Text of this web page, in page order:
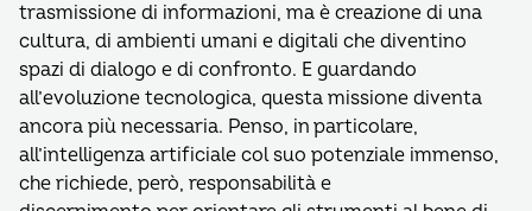
trasmissione di informazioni, ma è creazione di una
cultura, di ambienti umani e digitali che diventino
spazi di dialogo e di confronto. E guardando
all’evoluzione tecnologica, questa missione diventa
ancora più necessaria. Penso, in particolare,
all’intelligenza artificiale col suo potenziale immenso,
che richiede, però, responsabilità e